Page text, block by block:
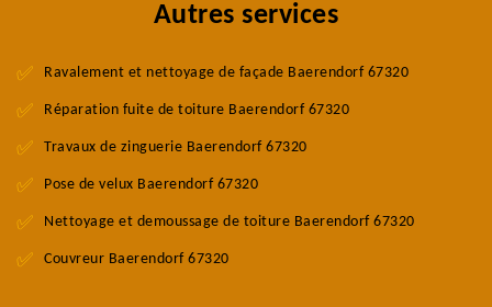
Autres services
Ravalement et nettoyage de façade Baerendorf 67320
Réparation fuite de toiture Baerendorf 67320
Travaux de zinguerie Baerendorf 67320
Pose de velux Baerendorf 67320
Nettoyage et demoussage de toiture Baerendorf 67320
Couvreur Baerendorf 67320